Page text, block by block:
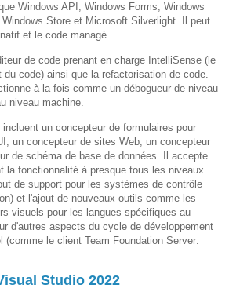
Windows API, Windows Forms, Windows
Store et Microsoft Silverlight. Il peut
et le code managé.
de code prenant en charge IntelliSense (le
code) ainsi que la refactorisation de code.
à la fois comme un débogueur de niveau
niveau machine.
un concepteur de formulaires pour
un concepteur de sites Web, un concepteur
de schéma de base de données. Il accepte
la fonctionnalité à presque tous les niveaux.
de support pour les systèmes de contrôle
et l'ajout de nouveaux outils comme les
visuels pour les langues spécifiques au
d'autres aspects du cycle de développement
(comme le client Team Foundation Server:
Studio 2022